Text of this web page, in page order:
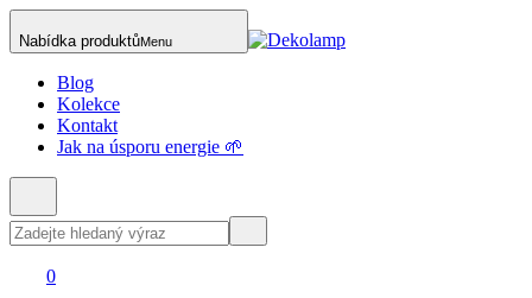
Nabídka produktůMenu
Blog
Kolekce
Kontakt
Jak na úsporu energie 🌱
0